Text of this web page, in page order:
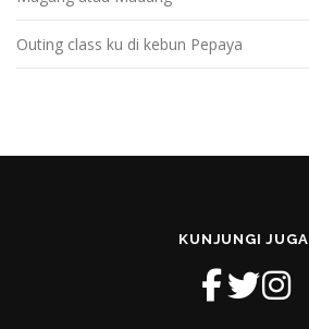
Outing class ku di kebun Pepaya
KUNJUNGI JUGA